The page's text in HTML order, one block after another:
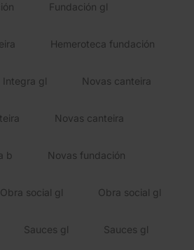
Fundación gl
Hemeroteca fundación
Integra gl Novas canteira
Novas canteira
b Novas fundación
Obra social gl Obra social gl
Sauces gl Sauces gl